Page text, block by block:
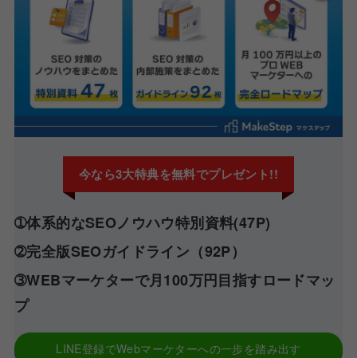
今なら3大特典を無料でプレゼント!!
➀体系的なSEOノウハウ特別資料(47P)
➁完全版SEOガイドライン（92P）
➂WEBマーケターで月100万円目指すロードマッ
プ
LINE登録でWebマーケターへの一歩を踏み出す